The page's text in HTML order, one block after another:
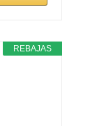
REBAJAS